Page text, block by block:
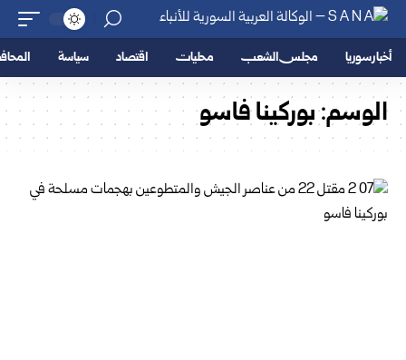
أخبار سوريا مجلس الشعب محليات اقتصاد سياسة
الوسم:بوركينا فاسو